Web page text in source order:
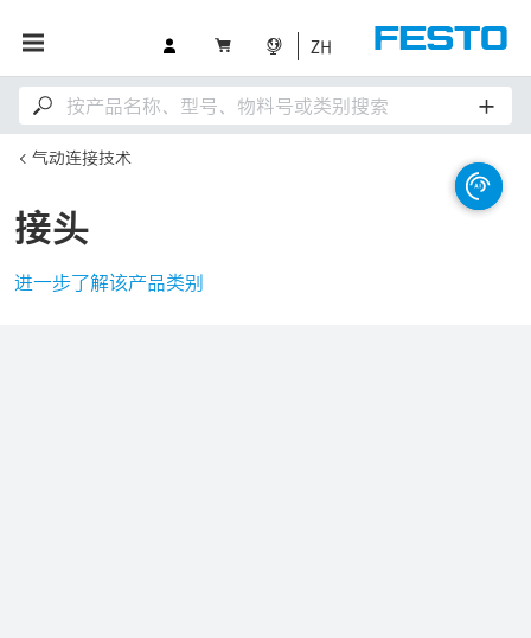
ZH
气动连接技术
接头
进一步了解该产品类别